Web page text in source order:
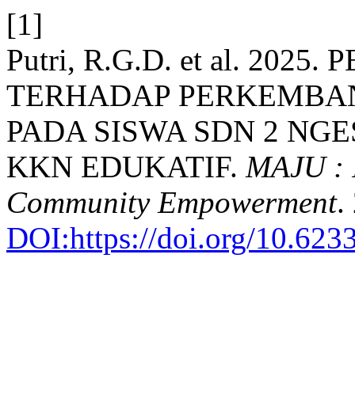
[1]
Putri, R.G.D. et al. 2025.
TERHADAP
PADA SISWA SDN 2
KKN EDUKATIF. MAJU :
Community Empowerment.
DOI:https://doi.org/